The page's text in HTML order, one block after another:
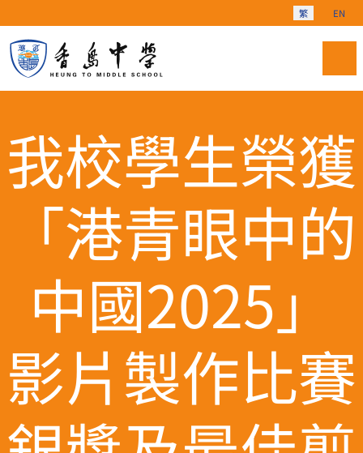
選擇你的語言
繁 EN
我校學生榮獲
「港青眼中的
中國2025」
影片製作比賽